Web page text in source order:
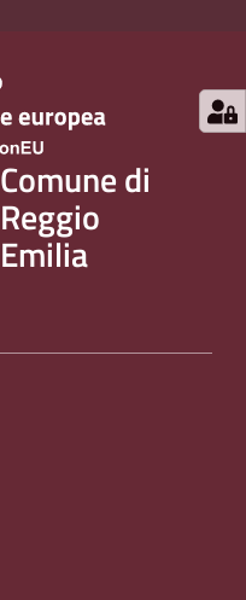
Comune di
Reggio
Emilia